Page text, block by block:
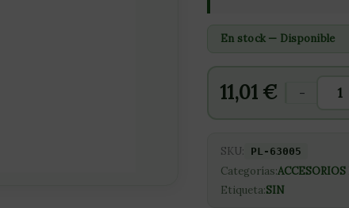
En stock — Disponible
11,01 € -
SKU: PL-63005
Categorías:
Etiqueta:SIN